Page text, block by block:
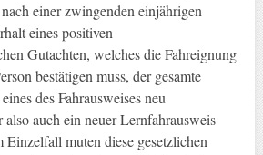
einer zwingenden einjährigen
eines positiven
Gutachten, welches die Fahreignung
bestätigen muss, der gesamte
des Fahrausweises neu
auch ein neuer Lernfahrausweis
muten diese gesetzlichen